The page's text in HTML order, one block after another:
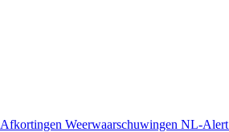
Afkortingen Weerwaarschuwingen NL-Alert